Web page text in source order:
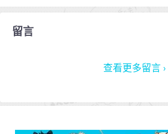
留言
查看更多留言 ›